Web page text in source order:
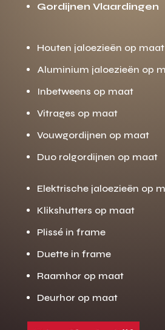
Gordijnen Vlaardingen
Houten jaloezieën op maat
Aluminium jaloezieën op
Inbetweens op maat
Vitrages op maat
Vouwgordijnen op maat
Duo rolgordijnen op maat
Elektrische jaloezieën op
Klikshutters op maat
Plissé in frame
Duette in frame
Raamhor op maat
Deurhor op maat